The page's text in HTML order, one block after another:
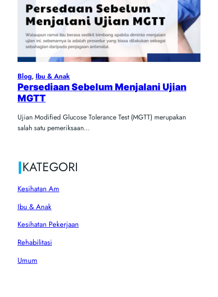
Blog, Ibu & Anak
Persediaan Sebelum Menjalani Ujian
MGTT
Ujian Modified Glucose Tolerance Test (MGTT) merupakan
salah satu pemeriksaan…
|KATEGORI
Kesihatan Am
Ibu & Anak
Kesihatan Pekerjaan
Rehabilitasi
Umum